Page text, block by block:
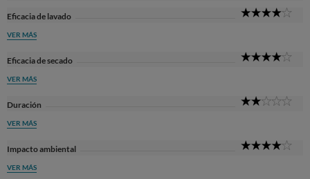
Eficacia de lavado
VER MÁS
Eficacia de secado
VER MÁS
Duración
VER MÁS
Impacto ambiental
VER MÁS